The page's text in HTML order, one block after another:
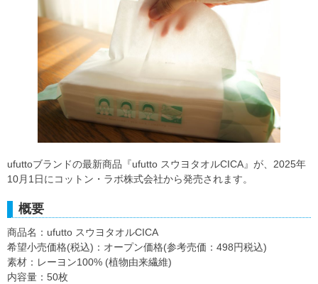
ufuttoブランドの最新商品『ufutto スウヨタオルCICA』が、2025年
10月1日にコットン・ラボ株式会社から発売されます。
概要
商品名：ufutto スウヨタオルCICA
希望小売価格(税込)：オープン価格(参考売価：498円税込)
素材：レーヨン100% (植物由来繊維)
内容量：50枚